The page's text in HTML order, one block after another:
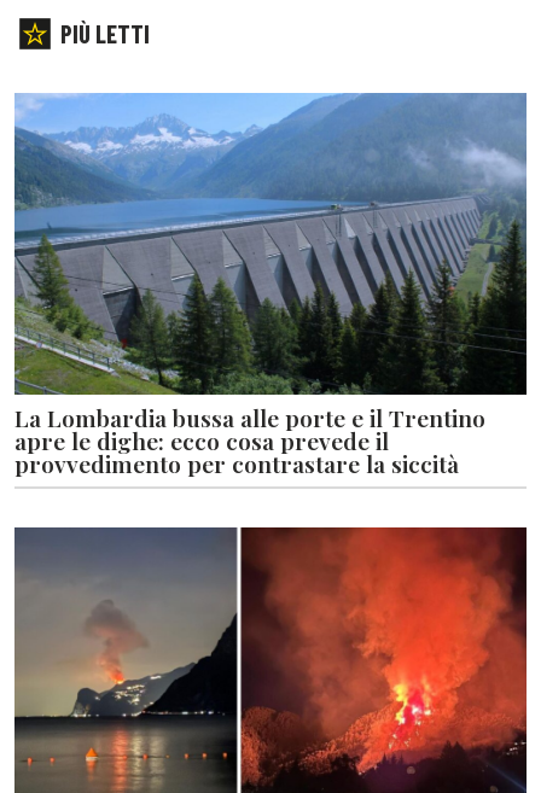
PIÙ LETTI
La Lombardia bussa alle porte e il Trentino
apre le dighe: ecco cosa prevede il
provvedimento per contrastare la siccità